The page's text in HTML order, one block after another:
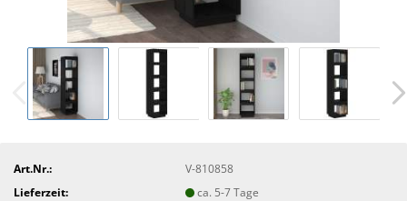
Art.Nr.:
V-810858
Lieferzeit:
ca. 5-7 Tage